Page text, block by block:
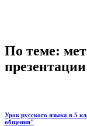
По теме:
Урок русского языка в 5
общения"